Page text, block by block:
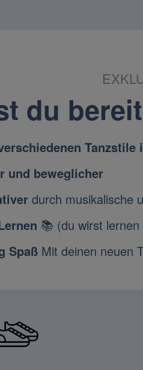
du
Tanzstile
und beweglicher
durch musikalische
📚 (du wirst
Spaß Mit deinen neuen